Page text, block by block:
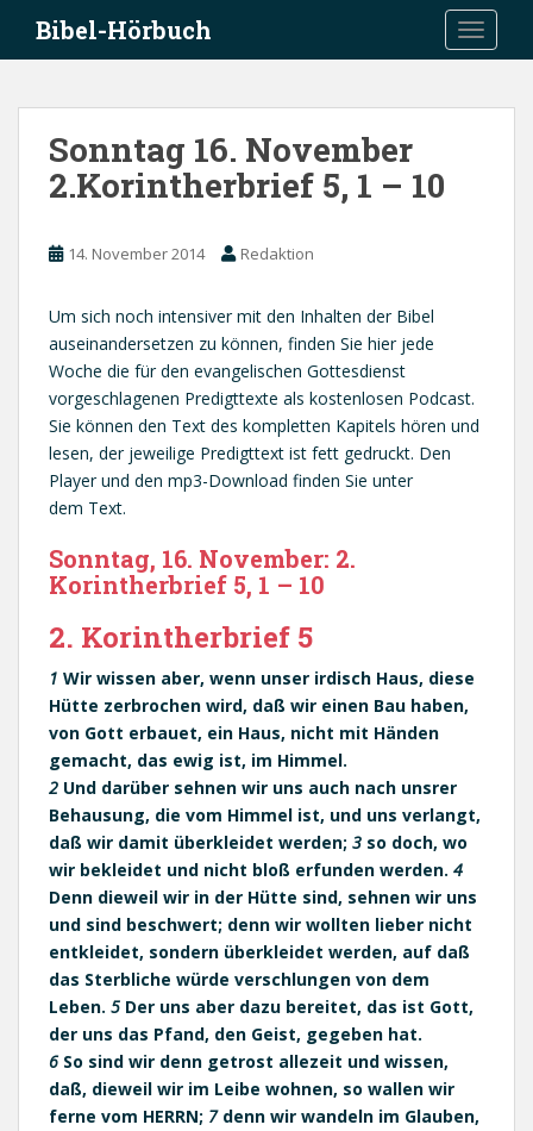
i
Bibel-Hörbuch
Sonntag 16. November
2.Korintherbrief 5, 1 – 10
14. November 2014 Redaktion
Um sich noch intensiver mit den Inhalten der Bibel
auseinandersetzen zu können, finden Sie hier jede
Woche die für den evangelischen Gottesdienst
vorgeschlagenen Predigttexte als kostenlosen Podcast.
Sie können den Text des kompletten Kapitels hören und
lesen, der jeweilige Predigttext ist fett gedruckt. Den
Player und den mp3-Download finden Sie unter
dem Text.
Sonntag, 16. November: 2.
Korintherbrief 5, 1 – 10
2. Korintherbrief 5
1 Wir wissen aber, wenn unser irdisch Haus, diese
Hütte zerbrochen wird, daß wir einen Bau haben,
von Gott erbauet, ein Haus, nicht mit Händen
gemacht, das ewig ist, im Himmel.
2 Und darüber sehnen wir uns auch nach unsrer
Behausung, die vom Himmel ist, und uns verlangt,
daß wir damit überkleidet werden; 3 so doch, wo
wir bekleidet und nicht bloß erfunden werden. 4
Denn dieweil wir in der Hütte sind, sehnen wir uns
und sind beschwert; denn wir wollten lieber nicht
entkleidet, sondern überkleidet werden, auf daß
das Sterbliche würde verschlungen von dem
Leben. 5 Der uns aber dazu bereitet, das ist Gott,
der uns das Pfand, den Geist, gegeben hat.
6 So sind wir denn getrost allezeit und wissen,
daß, dieweil wir im Leibe wohnen, so wallen wir
ferne vom HERRN; 7denn wir wandeln im Glauben,